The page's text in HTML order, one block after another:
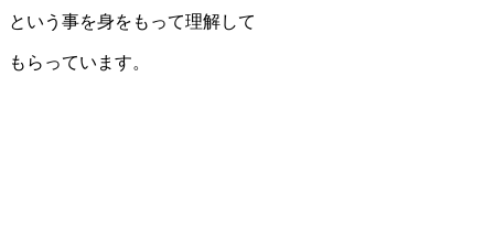
という事を身をもって理解して
もらっています。